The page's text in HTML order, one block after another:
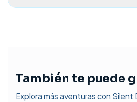
También te puede
Explora más aventuras con Silent